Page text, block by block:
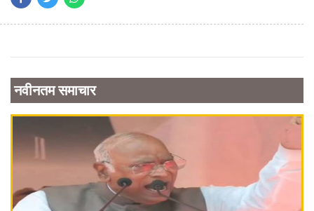
नवीनतम समाचार